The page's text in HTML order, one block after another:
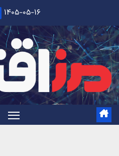
content
۱۴۰۵-۰۵-۱۶